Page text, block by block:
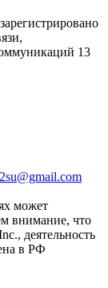
13
может
внимание, что
деятельность
в РФ